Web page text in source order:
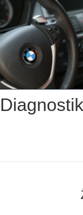
Skip
to
content